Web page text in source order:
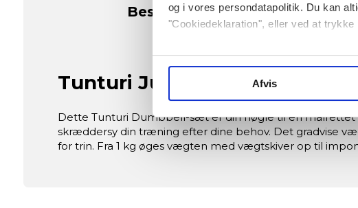
og i vores persondatapolitik. Du kan
"Cookiedeklaration", eller ved at
Hvis du tillader det, vil vi også gerne:
Identificere din enhed baseret på
Vi og vores samarbejdspartnere
Afvis
Beskrivelse
Tunturi Justerbar Vinyl
Dette Tunturi Dumbbell-sæt er din nøgle til en målrettet
skræddersy din træning efter dine behov. Det gradvise
for trin. Fra 1 kg øges vægten med vægtskiver op til